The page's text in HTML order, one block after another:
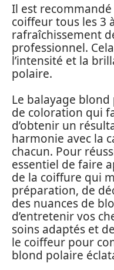
Il est
coiffeur tous les 3
rafraîchissement
professionnel.
l’intensité et la
polaire.
Le balayage
de coloration qui
d’obtenir un
harmonie avec la
chacun. Pour
essentiel de faire
de la coiffure qui
préparation, de
des nuances de
d’entretenir vos
soins adaptés et
le coiffeur pour
blond polaire